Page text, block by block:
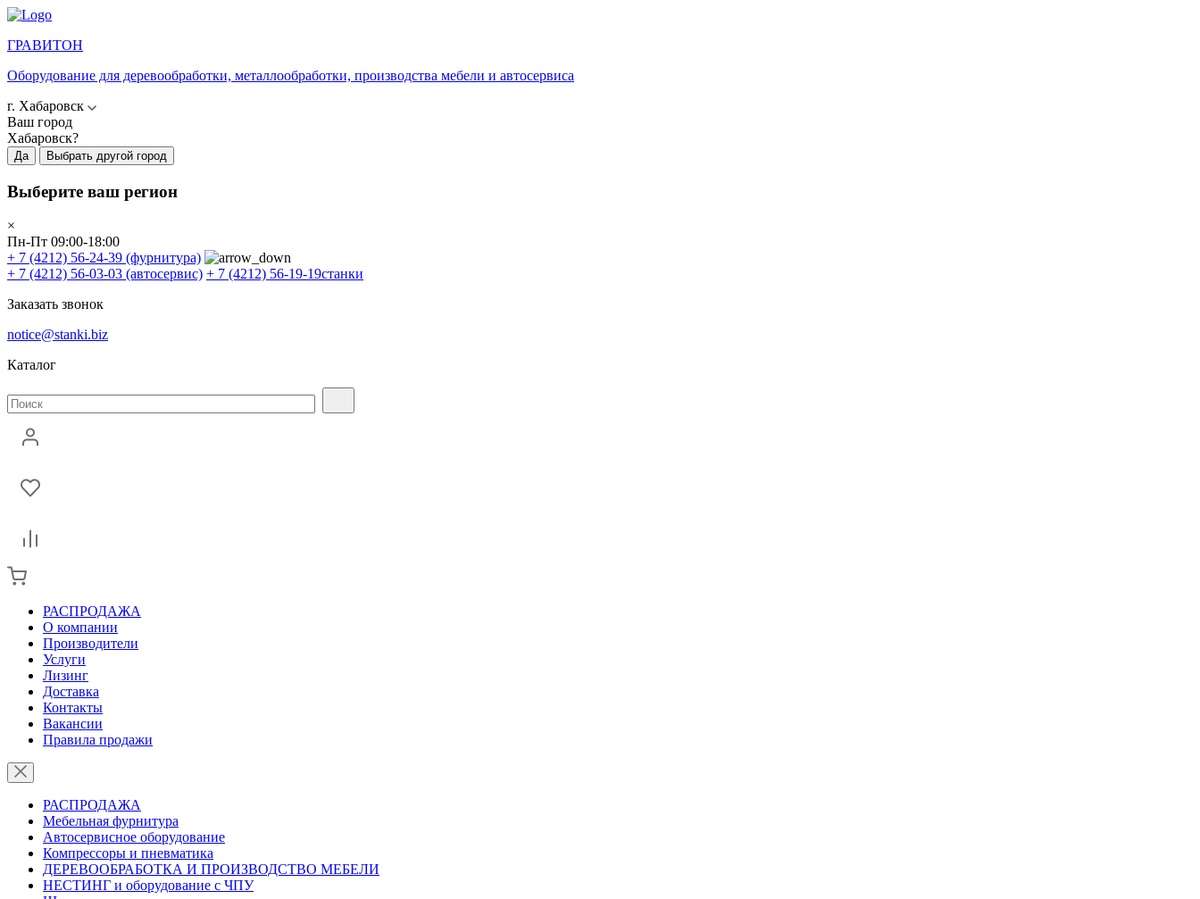
ГРАВИТОН
Оборудование для деревообработки, металлообработки, производства мебели и автосервиса
г. Хабаровск
Ваш город
Хабаровск?
Да Выбрать другой город
Выберите ваш регион
×
Пн-Пт 09:00-18:00
+ 7 (4212) 56-24-39 (фурнитура)
+ 7 (4212) 56-03-03 (автосервис) + 7 (4212) 56-19-19станки
Заказать звонок
notice@stanki.biz
Каталог
РАСПРОДАЖА
О компании
Производители
Услуги
Лизинг
Доставка
Контакты
Вакансии
Правила продажи
РАСПРОДАЖА
Мебельная фурнитура
Автосервисное оборудование
Компрессоры и пневматика
ДЕРЕВООБРАБОТКА И ПРОИЗВОДСТВО МЕБЕЛИ
НЕСТИНГ и оборудование с ЧПУ